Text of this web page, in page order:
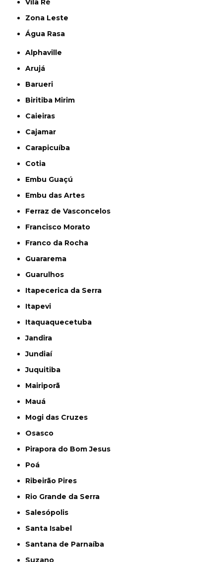
Vila Ré
Zona Leste
Água Rasa
Alphaville
Arujá
Barueri
Biritiba Mirim
Caieiras
Cajamar
Carapicuíba
Cotia
Embu Guaçú
Embu das Artes
Ferraz de Vasconcelos
Francisco Morato
Franco da Rocha
Guararema
Guarulhos
Itapecerica da Serra
Itapevi
Itaquaquecetuba
Jandira
Jundiaí
Juquitiba
Mairiporã
Mauá
Mogi das Cruzes
Osasco
Pirapora do Bom Jesus
Poá
Ribeirão Pires
Rio Grande da Serra
Salesópolis
Santa Isabel
Santana de Parnaíba
Suzano